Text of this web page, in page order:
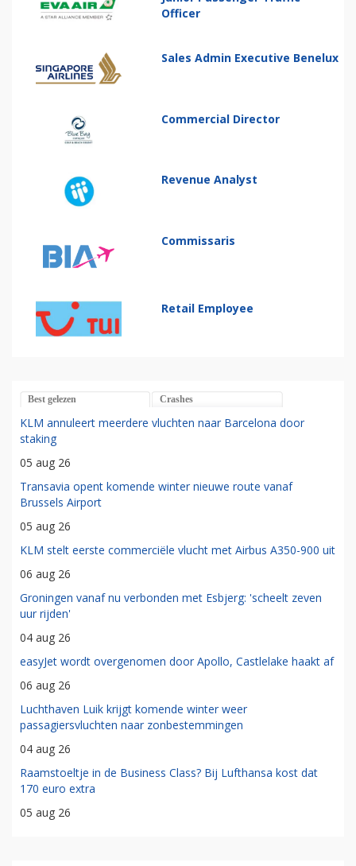
Officer
Sales Admin Executive Benelux
Commercial Director
Revenue Analyst
Commissaris
Retail Employee
Best gelezen Crashes
KLM annuleert meerdere vluchten naar Barcelona door
staking
05 aug 26
Transavia opent komende winter nieuwe route vanaf
Brussels Airport
05 aug 26
KLM stelt eerste commerciële vlucht met Airbus A350-900 uit
06 aug 26
Groningen vanaf nu verbonden met Esbjerg: 'scheelt zeven
uur rijden'
04 aug 26
easyJet wordt overgenomen door Apollo, Castlelake haakt af
06 aug 26
Luchthaven Luik krijgt komende winter weer
passagiersvluchten naar zonbestemmingen
04 aug 26
Raamstoeltje in de Business Class? Bij Lufthansa kost dat
170 euro extra
05 aug 26